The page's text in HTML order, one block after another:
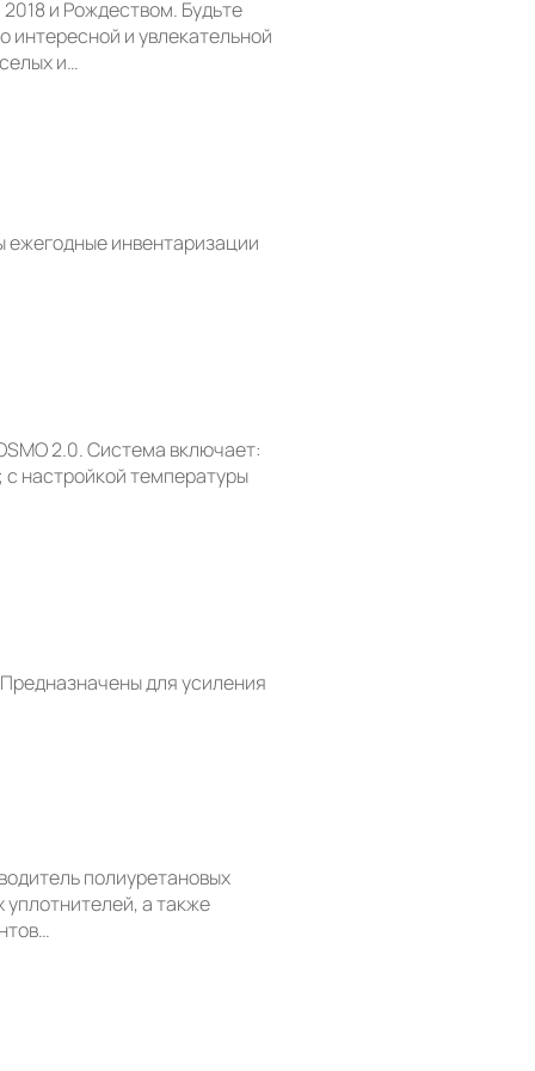
и Рождеством. Будьте
и увлекательной
и…
инвентаризации
2.0. Система включает:
настройкой температуры
для усиления
полиуретановых
уплотнителей, а также